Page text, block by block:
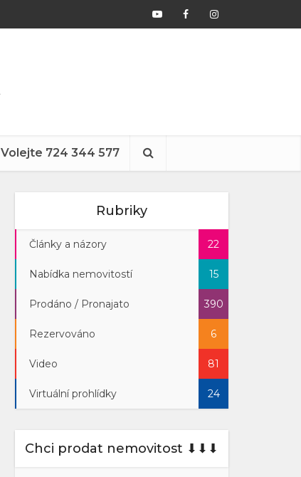
Volejte 724 344 577
Rubriky
Články a názory 22
Nabídka nemovitostí 15
Prodáno / Pronajato 390
Rezervováno 6
Video 81
Virtuální prohlídky 24
Chci prodat nemovitost ⬇︎⬇︎⬇︎